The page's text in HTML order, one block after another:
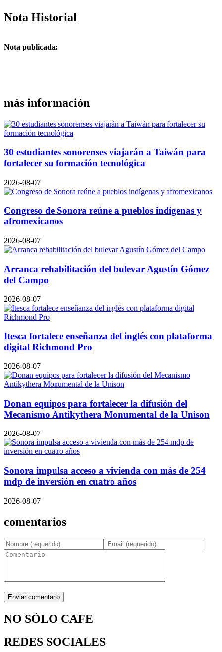
Nota Historial
Nota publicada:
más información
30 estudiantes sonorenses viajarán a Taiwán para
fortalecer su formación tecnológica
2026-08-07
Congreso de Sonora reúne a pueblos indígenas y
afromexicanos
2026-08-07
Arranca rehabilitación del bulevar Agustín Gómez
del Campo
2026-08-07
Itesca fortalece enseñanza del inglés con plataforma
digital Richmond Pro
2026-08-07
Donan equipos para fortalecer la difusión del
Mecanismo Antikythera Monumental de la Unison
2026-08-07
Sonora impulsa acceso a vivienda con más de 254
mdp de inversión en cuatro años
2026-08-07
comentarios
NO SÓLO CAFE
REDES SOCIALES